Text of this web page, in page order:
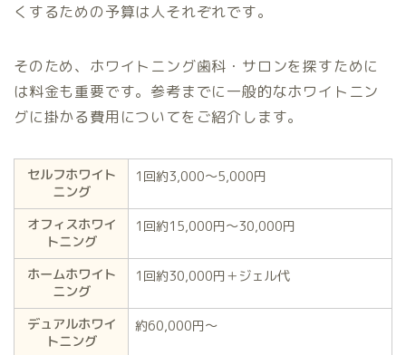
くするための予算は人それぞれです。
そのため、ホワイトニング歯科・サロンを探すために
は料金も重要です。参考までに一般的なホワイトニン
グに掛かる費用についてをご紹介します。
セルフホワイト
ニング
1回約3,000〜5,000円
オフィスホワイ
トニング
1回約15,000円〜30,000円
ホームホワイト
ニング
1回約30,000円＋ジェル代
デュアルホワイ
トニング
約60,000円〜